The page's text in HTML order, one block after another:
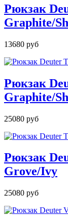
Рюкзак
Graphite/
13680 руб
Рюкзак
Graphite/
25080 руб
Рюкзак
Grove/Ivy
25080 руб